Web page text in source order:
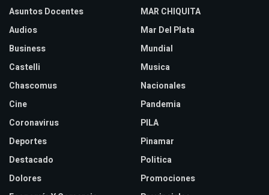
Asuntos Docentes
Audios
Business
Castelli
Chascomus
Cine
Coronavirus
Deportes
Destacado
Dolores
MAR CHIQUITA
Mar Del Plata
Mundial
Musica
Nacionales
Pandemia
PILA
Pinamar
Politica
Promociones